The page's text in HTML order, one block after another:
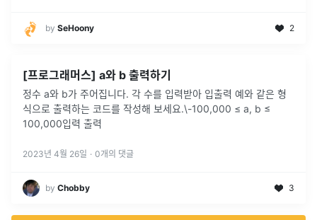
by SeHoony 2
[프로그래머스] a와 b 출력하기
정수 a와 b가 주어집니다. 각 수를 입력받아 입출력 예와 같은 형
식으로 출력하는 코드를 작성해 보세요.\-100,000 ≤ a, b ≤
100,000입력 출력
2023년 4월 26일 · 0개의 댓글
by Chobby 3